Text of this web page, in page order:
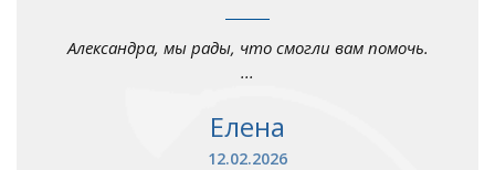
Александра, мы рады, что смогли вам помочь.
...
Елена
12.02.2026